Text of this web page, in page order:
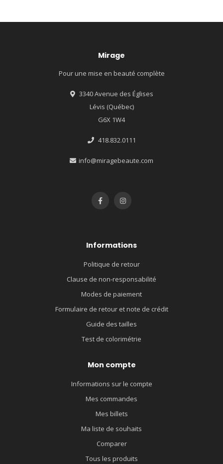
Mirage
Pour une mise en beauté complète
3340 Avenue des Églises
Lévis (Québec)
G6X 1W4
418.832.0111
info@miragebeaute.com
Informations
Politique de retour
Clause de non-responsabilité
Modes de paiement
Formulaire de retour et note de crédit
Guide des tailles
Test de colorimétrie
Mon compte
Informations sur le compte
Mes commandes
Mes billets
Ma liste de souhaits
Comparer
Tous les produits